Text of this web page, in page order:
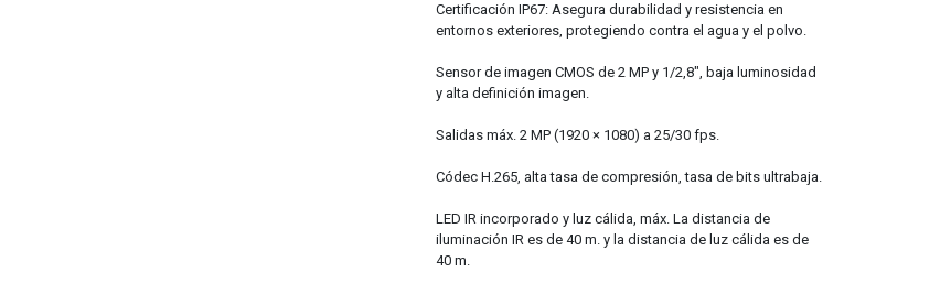
Certificación IP67: Asegura durabilidad y resistencia en
entornos exteriores, protegiendo contra el agua y el polvo.
Sensor de imagen CMOS de 2 MP y 1/2,8″, baja luminosidad
y alta definición imagen.
Salidas máx. 2 MP (1920 × 1080) a 25/30 fps.
Códec H.265, alta tasa de compresión, tasa de bits ultrabaja.
LED IR incorporado y luz cálida, máx. La distancia de
iluminación IR es de 40 m. y la distancia de luz cálida es de
40 m.